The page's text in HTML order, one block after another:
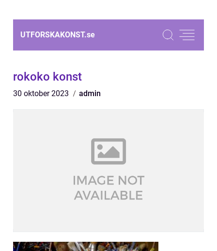
UTFORSKAKONST.se
rokoko konst
30 oktober 2023 admin